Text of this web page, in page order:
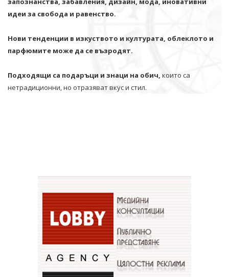
идеи за свобода и равенство.
Нови тенденции в изкуството и културата, облеклото и
парфюмите може да се възродят.
Подходящи са подаръци и знаци на обич, които са
нетрадиционни, но отразяват вкус и стил.